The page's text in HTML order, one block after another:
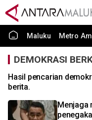
Maluku Metro
DEMOKRASI
Hasil pencarian
berita.
Menjaga